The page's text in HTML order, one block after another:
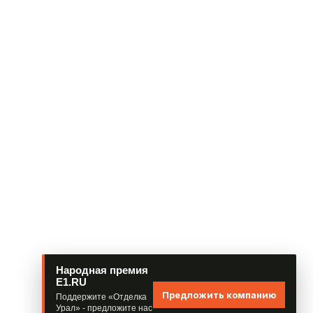
Народная премия
E1.RU
Поддержите «Отделка
Урал» - предложите нас
Предложить компанию